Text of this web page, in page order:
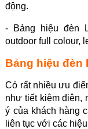
động.
- Bảng hiệu đèn
outdoor full colour,
Bảng hiệu đèn
Có rất nhiều ưu
như tiết kiệm điện,
ý của khách hàng
liên tục với các